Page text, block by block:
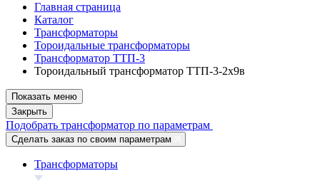
Главная страница
Каталог
Трансформаторы
Тороидальные трансформаторы
Трансформатор ТТП-3
Тороидальный трансформатор ТТП-3-2х9в
Показать меню
Закрыть
Подобрать трансформатор по параметрам
Сделать заказ по своим параметрам
Трансформаторы